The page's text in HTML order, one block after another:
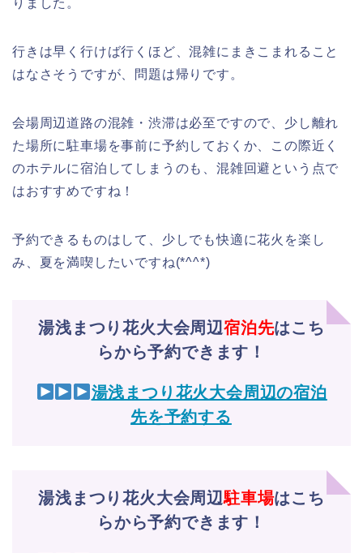
りました。
行きは早く行けば行くほど、混雑にまきこまれること
はなさそうですが、問題は帰りです。
会場周辺道路の混雑・渋滞は必至ですので、少し離れ
た場所に駐車場を事前に予約しておくか、この際近く
のホテルに宿泊してしまうのも、混雑回避という点で
はおすすめですね！
予約できるものはして、少しでも快適に花火を楽し
み、夏を満喫したいですね(*^^*)
湯浅まつり花火大会周辺宿泊先はこち
らから予約できます！
湯浅まつり花火大会周辺の宿泊
先を予約する
湯浅まつり花火大会周辺駐車場はこち
らから予約できます！